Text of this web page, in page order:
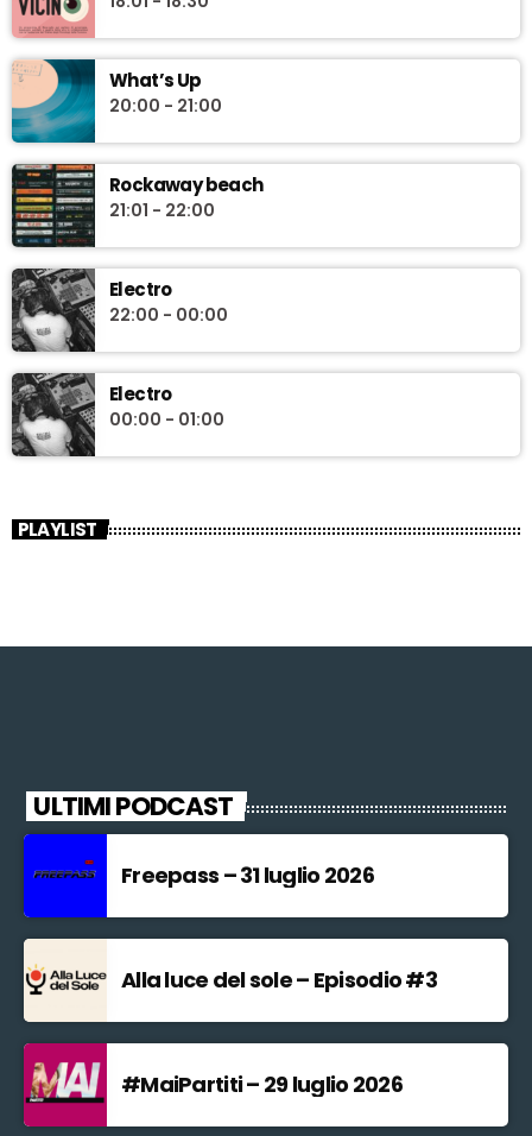
What’s Up
20:00 - 21:00
Rockaway beach
21:01 - 22:00
Electro
22:00 - 00:00
Electro
00:00 - 01:00
PLAYLIST
ULTIMI PODCAST
Freepass – 31 luglio 2026
Alla luce del sole – Episodio #3
#MaiPartiti – 29 luglio 2026